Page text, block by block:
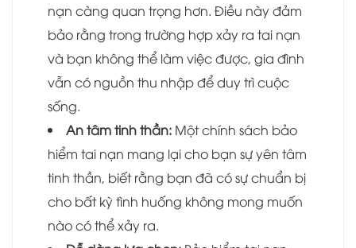
nạn càng quan trọng hơn. Điều này đảm
bảo rằng trong trường hợp xảy ra tai nạn
và bạn không thể làm việc được, gia đình
vẫn có nguồn thu nhập để duy trì cuộc
sống.
An tâm tinh thần: Một chính sách bảo
hiểm tai nạn mang lại cho bạn sự yên tâm
tinh thần, biết rằng bạn đã có sự chuẩn bị
cho bất kỳ tình huống không mong muốn
nào có thể xảy ra.